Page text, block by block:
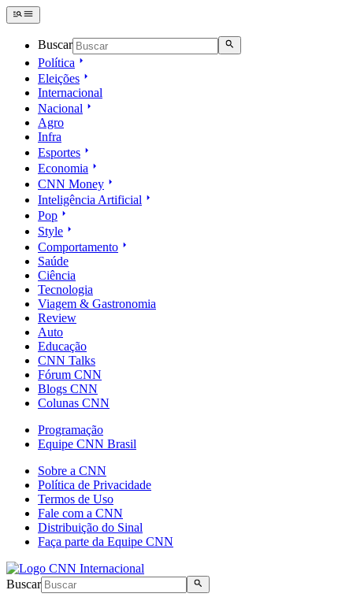
Buscar
Política
Eleições
Internacional
Nacional
Agro
Infra
Esportes
Economia
CNN Money
Inteligência Artificial
Pop
Style
Comportamento
Saúde
Ciência
Tecnologia
Viagem & Gastronomia
Review
Auto
Educação
CNN Talks
Fórum CNN
Blogs CNN
Colunas CNN
Programação
Equipe CNN Brasil
Sobre a CNN
Política de Privacidade
Termos de Uso
Fale com a CNN
Distribuição do Sinal
Faça parte da Equipe CNN
Buscar